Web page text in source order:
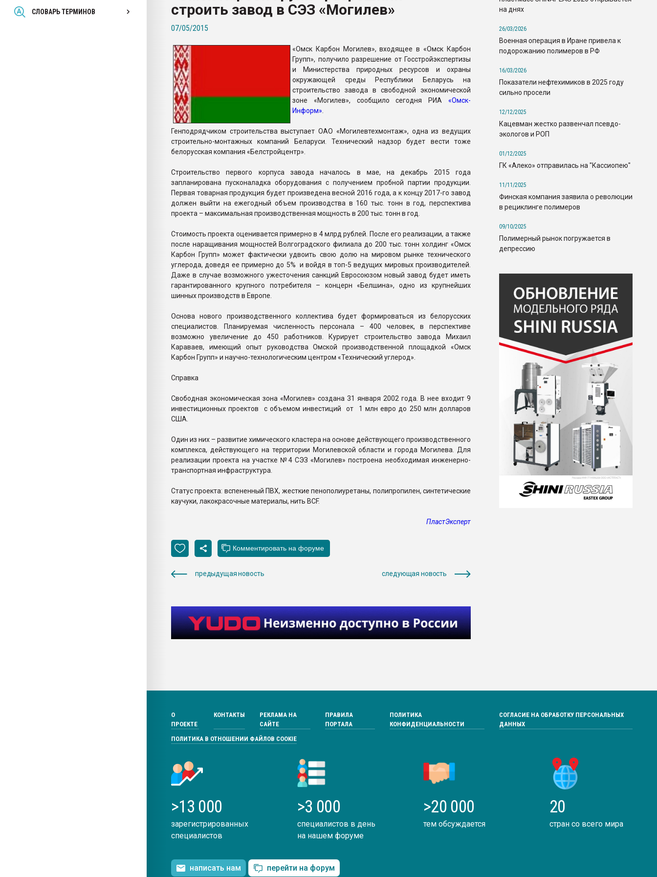
СЛОВАРЬ ТЕРМИНОВ
Всё, что касается выдува ПЭТ
бутылок
ПЕРЕЙТИ НА ФОРУМ
строить завод в СЭЗ «Могилев»
07/05/2015
«Омск Карбон Могилев», входящее в «Омск Карбон
Групп», получило разрешение от Госстройэкспертизы
и Министерства природных ресурсов и охраны
окружающей среды Республики Беларусь на
строительство завода в свободной экономической
зоне «Могилев», сообщило сегодня РИА «Омск-
Информ».
Генподрядчиком строительства выступает ОАО «Могилевтехмонтаж», одна из ведущих
строительно-монтажных компаний Беларуси. Технический надзор будет вести тоже
белорусская компания «Белстройцентр».
Строительство первого корпуса завода началось в мае, на декабрь 2015 года
запланирована пусконаладка оборудования с получением пробной партии продукции.
Первая товарная продукция будет произведена весной 2016 года, а к концу 2017-го завод
должен выйти на ежегодный объем производства в 160 тыс. тонн в год, перспектива
проекта – максимальная производственная мощность в 200 тыс. тонн в год.
Стоимость проекта оценивается примерно в 4 млрд рублей. После его реализации, а также
после наращивания мощностей Волгоградского филиала до 200 тыс. тонн холдинг «Омск
Карбон Групп» может фактически удвоить свою долю на мировом рынке технического
углерода, доведя ее примерно до 5% и войдя в топ-5 ведущих мировых производителей.
Даже в случае возможного ужесточения санкций Евросоюзом новый завод будет иметь
гарантированного крупного потребителя – концерн «Белшина», одно из крупнейших
шинных производств в Европе.
Основа нового производственного коллектива будет формироваться из белорусских
специалистов. Планируемая численность персонала – 400 человек, в перспективе
возможно увеличение до 450 работников. Курирует строительство завода Михаил
Караваев, имеющий опыт руководства Омской производственной площадкой «Омск
Карбон Групп» и научно-технологическим центром «Технический углерод».
Справка
Свободная экономическая зона «Могилев» создана 31 января 2002 года. В нее входит 9
инвестиционных проектов с объемом инвестиций от 1 млн евро до 250 млн долларов
США.
Один из них – развитие химического кластера на основе действующего производственного
комплекса, действующего на территории Могилевской области и города Могилева. Для
реализации проекта на участке №4 СЭЗ «Могилев» построена необходимая инженерно-
транспортная инфраструктура.
Статус проекта: вспененный ПВХ, жесткие пенополиуретаны, полипропилен, синтетические
каучуки, лакокрасочные материалы, нить BCF.
ПластЭксперт
предыдущая новость следующая новость
на днях
26/03/2026
Военная операция в Иране привела к
подорожанию полимеров в РФ
16/03/2026
Показатели нефтехимиков в 2025 году
сильно просели
12/12/2025
Кацевман жестко развенчал псевдо-
экологов и РОП
01/12/2025
ГК «Алеко» отправилась на "Кассиопею"
11/11/2025
Финская компания заявила о революции
в рециклинге полимеров
09/10/2025
Полимерный рынок погружается в
депрессию
О
ПРОЕКТЕ
КОНТАКТЫ
РЕКЛАМА НА
САЙТЕ
ПРАВИЛА
ПОРТАЛА
ПОЛИТИКА
КОНФИДЕНЦИАЛЬНОСТИ
СОГЛАСИЕ НА ОБРАБОТКУ ПЕРСОНАЛЬНЫХ
ДАННЫХ
ПОЛИТИКА В ОТНОШЕНИИ ФАЙЛОВ COOKIE
>13 000
зарегистрированных
специалистов
>3 000
специалистов в день
на нашем форуме
>20 000
тем обсуждается
20
стран со всего мира
написать нам перейти на форум